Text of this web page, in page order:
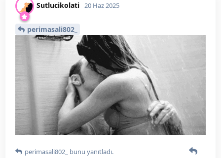
Sutlucikolati 20 Haz 2025
perimasali802_
perimasali802_ bunu yanıtladı.